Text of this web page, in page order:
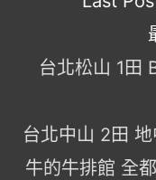
台北松山 1田
台北中山 2田
牛的牛排館 全